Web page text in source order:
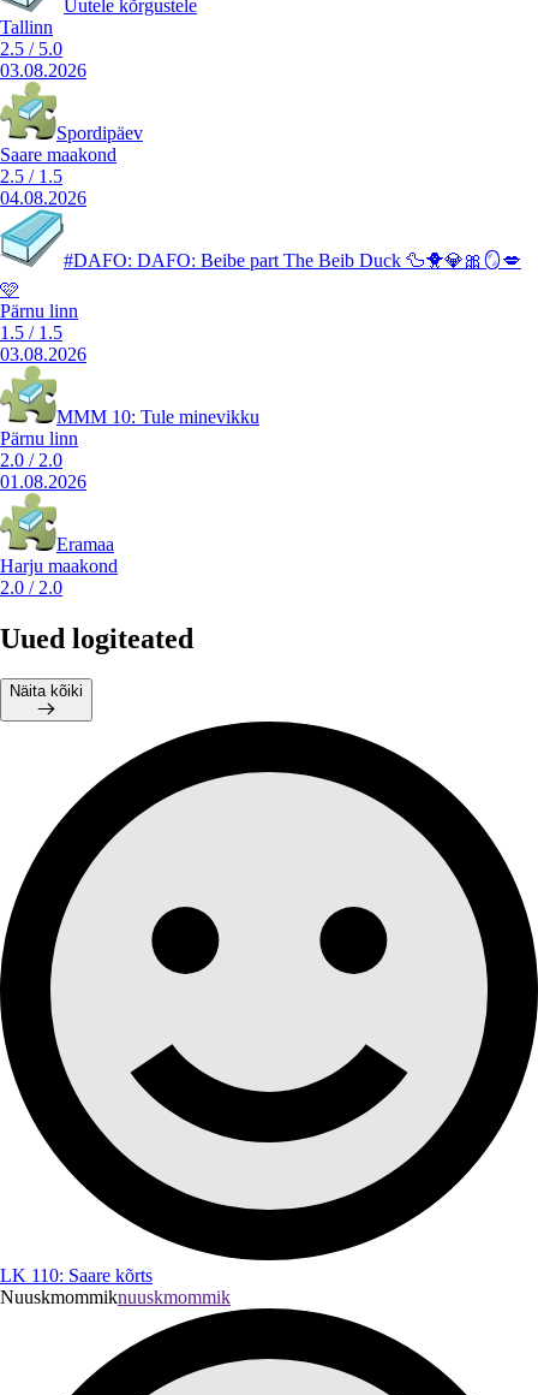
Uutele kõrgustele
Tallinn
2.5 / 5.0
03.08.2026
Spordipäev
Saare maakond
2.5 / 1.5
04.08.2026
#DAFO: DAFO: Beibe part The Beib Duck 🦆🐥💎🎀🪞💋
🩷
Pärnu linn
1.5 / 1.5
03.08.2026
MMM 10: Tule minevikku
Pärnu linn
2.0 / 2.0
01.08.2026
Eramaa
Harju maakond
2.0 / 2.0
Uued logiteated
Näita kõiki
LK 110: Saare kõrts
Nuuskmommiknuuskmommik